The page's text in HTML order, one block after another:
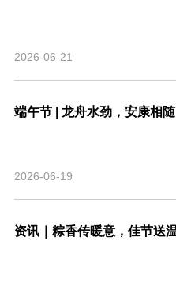
2026-06-21
端午节 | 龙舟水劲，安康相随
2026-06-19